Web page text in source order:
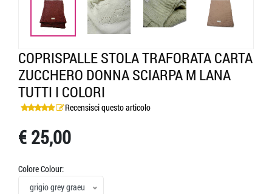
COPRISPALLE STOLA TRAFORATA CARTA
ZUCCHERO DONNA SCIARPA M LANA
TUTTI I COLORI
Recensisci questo articolo
€ 25,00
Colore Colour:
grigio grey graeu